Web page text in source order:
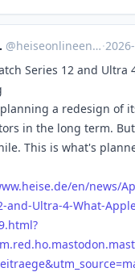
@heiseonlineenglish@social.heise.de ·
Series 12 and Ultra
a redesign of
in the long term.
This is what's
heise.de/en/news/
and-Ultra-4-What-